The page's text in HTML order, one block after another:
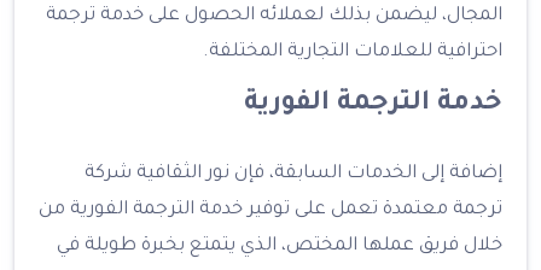
المجال، ليضمن بذلك لعملائه الحصول على خدمة ترجمة
احترافية للعلامات التجارية المختلفة.
خدمة الترجمة الفورية
إضافة إلى الخدمات السابقة، فإن نور الثقافية شركة
ترجمة معتمدة تعمل على توفير خدمة الترجمة الفورية من
خلال فريق عملها المختص، الذي يتمتع بخبرة طويلة في